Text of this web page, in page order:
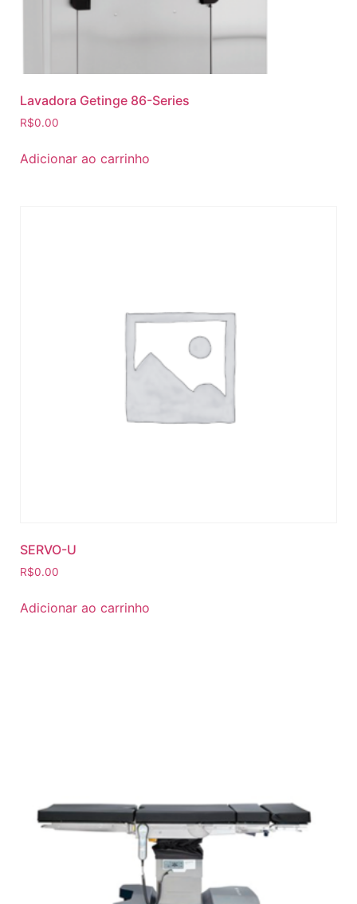
Lavadora Getinge 86-Series
R$0.00
Adicionar ao carrinho
SERVO-U
R$0.00
Adicionar ao carrinho